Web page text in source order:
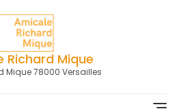
Richard Mique
Mique 78000 Versailles